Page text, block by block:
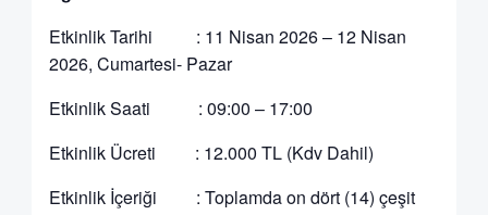
Etkinlik Tarihi : 11 Nisan 2026 – 12 Nisan
2026, Cumartesi- Pazar
Etkinlik Saati : 09:00 – 17:00
Etkinlik Ücreti : 12.000 TL (Kdv Dahil)
Etkinlik İçeriği : Toplamda on dört (14) çeşit